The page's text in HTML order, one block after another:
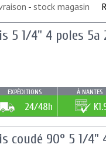
- stock magasin
5 1/4" 4 poles 5a
EXPÉDITIONS
24/48h
À NANTES
coudé 90° 5 1/4"